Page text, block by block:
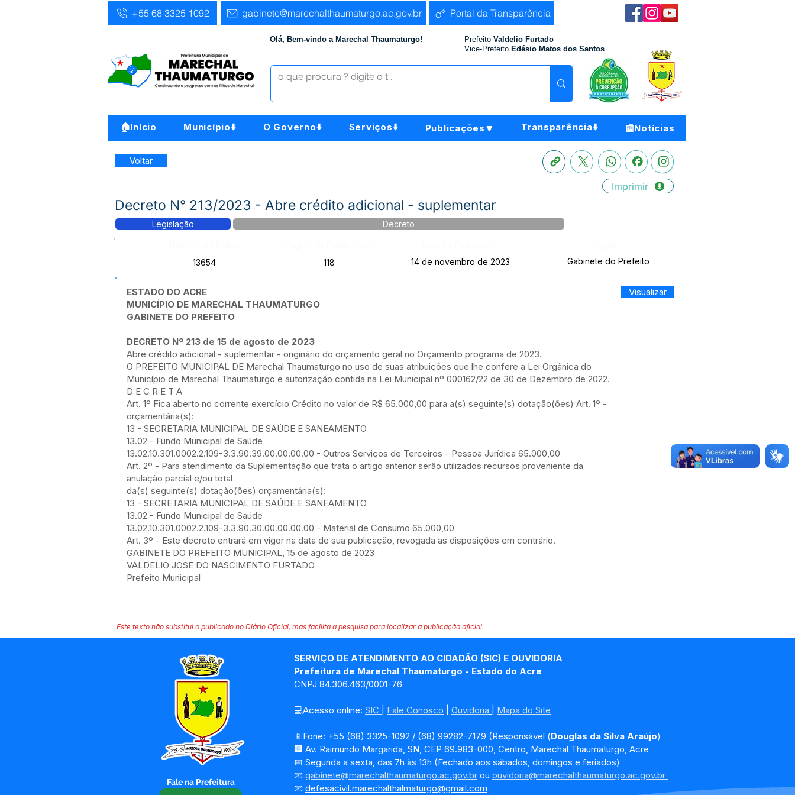
+55 68 3325 1092 gabinete@marechalthaumaturgo.ac.gov.br Portal da Transparência
Olá, Bem-vindo a Marechal Thaumaturgo! Prefeito Valdelio Furtado
Vice-Prefeito Edésio Matos dos Santos
🏠Início Município⬇️ O Governo⬇️ Serviços⬇️ Publicações🔽 Transparência⬇️ 📰Notícias
Voltar
Imprimir
Decreto N° 213/2023 - Abre crédito adicional - suplementar
Legislação Decreto
13654
118 14 de novembro de 2023 Gabinete do Prefeito
ESTADO DO ACRE
MUNICÍPIO DE MARECHAL THAUMATURGO
GABINETE DO PREFEITO
DECRETO Nº 213 de 15 de agosto de 2023
Abre crédito adicional - suplementar - originário do orçamento geral no Orçamento programa de 2023.
O PREFEITO MUNICIPAL DE Marechal Thaumaturgo no uso de suas atribuições que lhe confere a Lei Orgânica do
Município de Marechal Thaumaturgo e autorização contida na Lei Municipal nº 000162/22 de 30 de Dezembro de 2022.
D E C R E T A
Art. 1º Fica aberto no corrente exercício Crédito no valor de R$ 65.000,00 para a(s) seguinte(s) dotação(ões) Art. 1º -
orçamentária(s):
13 - SECRETARIA MUNICIPAL DE SAÚDE E SANEAMENTO
13.02 - Fundo Municipal de Saúde
13.02.10.301.0002.2.109-3.3.90.39.00.00.00.00 - Outros Serviços de Terceiros - Pessoa Jurídica 65.000,00
Art. 2º - Para atendimento da Suplementação que trata o artigo anterior serão utilizados recursos proveniente da
anulação parcial e/ou total
da(s) seguinte(s) dotação(ões) orçamentária(s):
13 - SECRETARIA MUNICIPAL DE SAÚDE E SANEAMENTO
13.02 - Fundo Municipal de Saúde
13.02.10.301.0002.2.109-3.3.90.30.00.00.00.00 - Material de Consumo 65.000,00
Art. 3º - Este decreto entrará em vigor na data de sua publicação, revogada as disposições em contrário.
GABINETE DO PREFEITO MUNICIPAL, 15 de agosto de 2023
VALDELIO JOSE DO NASCIMENTO FURTADO
Prefeito Municipal
Visualizar
Este texto não substitui o publicado no Diário Oficial, mas facilita a pesquisa para localizar a publicação oficial.
Fale na Prefeitura
SERVIÇO DE ATENDIMENTO AO CIDADÃO (SIC) E OUVIDORIA
Prefeitura de Marechal Thaumaturgo - Estado do Acre
CNPJ 84.306.463/0001-76
💻Acesso online: SIC Fale Conosco Ouvidoria Mapa do Site
📱Fone: +55 (68) 3325-1092 / (68) 99282-7179 (Responsável (Douglas da Silva Araújo)
🏢 Av. Raimundo Margarida, SN, CEP 69.983-000, Centro, Marechal Thaumaturgo, Acre
📅 Segunda a sexta, das 7h às 13h (Fechado aos sábados, domingos e feriados)
📧 gabinete@marechalthaumaturgo.ac.gov.br ou ouvidoria@marechalthaumaturgo.ac.gov.br
📧 defesacivil.marechalthalmaturgo@gmail.com